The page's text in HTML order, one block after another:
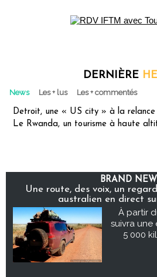
DERNIÈRE
News Les + lus Les + commentés
Detroit, une « US city » à la relance
Le Rwanda, un tourisme à haute
BRAND
Une route, des voix, un
australien en direct
À partir
suivra
5 000